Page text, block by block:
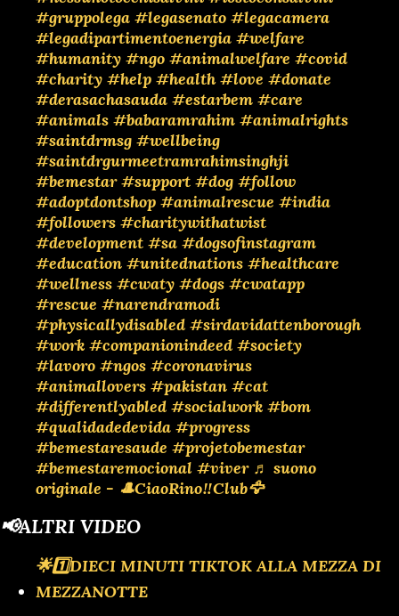
#gruppolega #legasenato #legacamera
#legadipartimentoenergia #welfare
#humanity #ngo #animalwelfare #covid
#charity #help #health #love #donate
#derasachasauda #estarbem #care
#animals #babaramrahim #animalrights
#saintdrmsg #wellbeing
#saintdrgurmeetramrahimsinghji
#bemestar #support #dog #follow
#adoptdontshop #animalrescue #india
#followers #charitywithatwist
#development #sa #dogsofinstagram
#education #unitednations #healthcare
#wellness #cwaty #dogs #cwatapp
#rescue #narendramodi
#physicallydisabled #sirdavidattenborough
#work #companionindeed #society
#lavoro #ngos #coronavirus
#animallovers #pakistan #cat
#differentlyabled #socialwork #bom
#qualidadedevida #progress
#bemestaresaude #projetobemestar
#bemestaremocional #viver ♬ suono
originale - 🎩CiaoRino‼️Club🦅
📢ALTRI VIDEO
🌟1️⃣DIECI MINUTI TIKTOK ALLA MEZZA DI
MEZZANOTTE